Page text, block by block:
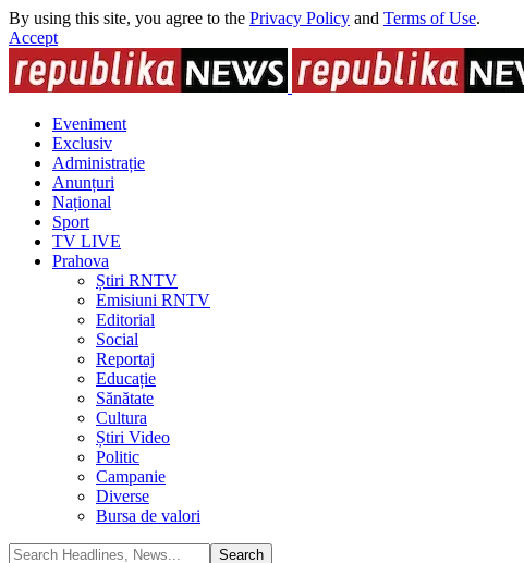
By using this site, you agree to the Privacy Policy and Terms of Use.
Accept
Eveniment
Exclusiv
Administrație
Anunțuri
Național
Sport
TV LIVE
Prahova
Știri RNTV
Emisiuni RNTV
Editorial
Social
Reportaj
Educație
Sănătate
Cultura
Știri Video
Politic
Campanie
Diverse
Bursa de valori